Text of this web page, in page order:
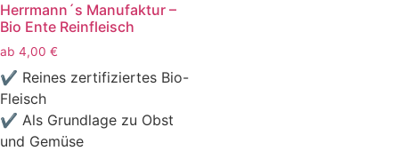
Herrmann´s Manufaktur –
Bio Ente Reinfleisch
ab 4,00 €
✔ Reines zertifiziertes Bio-
Fleisch
✔ Als Grundlage zu Obst
und Gemüse